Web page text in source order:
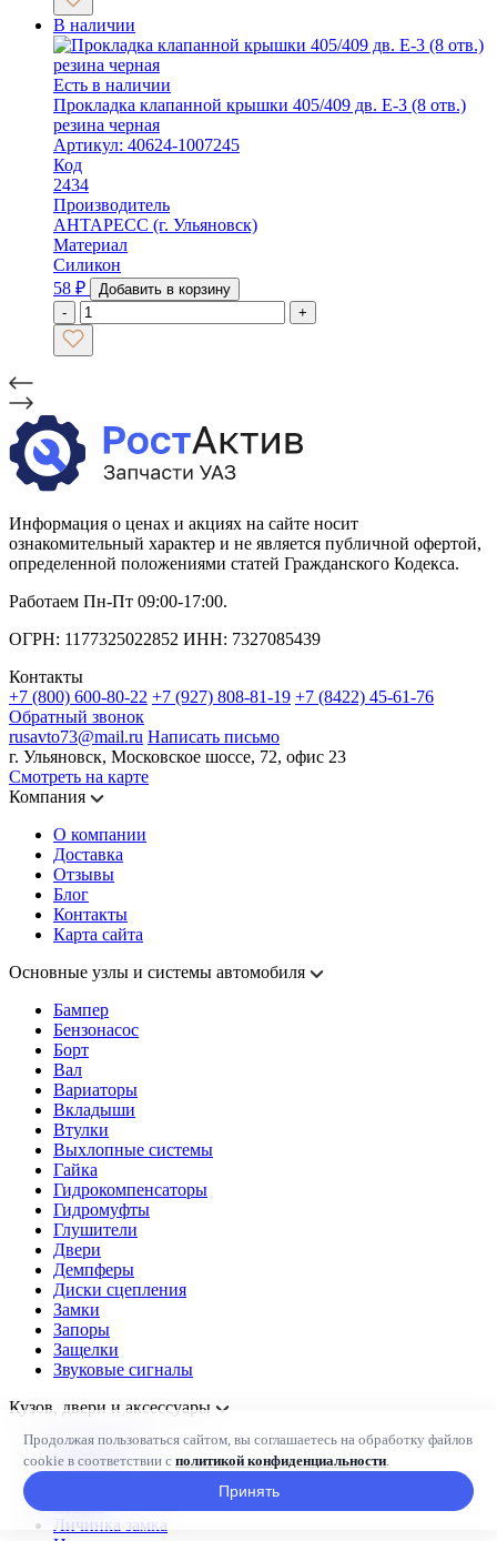
В наличии
Есть в наличии
Прокладка клапанной крышки 405/409 дв. Е-3 (8 отв.)
резина черная
Артикул: 40624-1007245
Код
2434
Производитель
АНТАРЕСС (г. Ульяновск)
Материал
Силикон
58 ₽
Добавить в корзину
-
+
Информация о ценах и акциях на сайте носит
ознакомительный характер и не является публичной офертой,
определенной положениями статей Гражданского Кодекса.
Работаем Пн-Пт 09:00-17:00.
ОГРН: 1177325022852 ИНН: 7327085439
Контакты
+7 (800) 600-80-22 +7 (927) 808-81-19 +7 (8422) 45-61-76
Обратный звонок
rusavto73@mail.ru Написать письмо
г. Ульяновск, Московское шоссе, 72, офис 23
Смотреть на карте
Компания
О компании
Доставка
Отзывы
Блог
Контакты
Карта сайта
Основные узлы и системы автомобиля
Бампер
Бензонасос
Борт
Вал
Вариаторы
Вкладыши
Втулки
Выхлопные системы
Гайка
Гидрокомпенсаторы
Гидромуфты
Глушители
Двери
Демпферы
Диски сцепления
Замки
Запоры
Защелки
Звуковые сигналы
Кузов, двери и аксессуары
Коллекторы
Колодки
Личинка замка
Продолжая пользоваться сайтом, вы соглашаетесь на обработку файлов
cookie в соответствии с политикой конфиденциальности.
Принять